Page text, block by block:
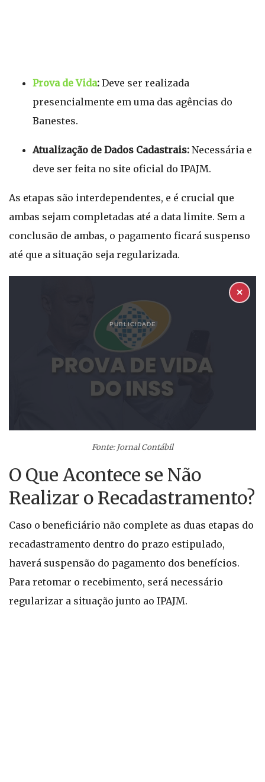
Prova de Vida: Deve ser realizada
presencialmente em uma das agências do
Banestes.
Atualização de Dados Cadastrais: Necessária e
deve ser feita no site oficial do IPAJM.
As etapas são interdependentes, e é crucial que
ambas sejam completadas até a data limite. Sem a
conclusão de ambas, o pagamento ficará suspenso
até que a situação seja regularizada.
PUBLICIDADE
✕
Fonte: Jornal Contábil
O Que Acontece se Não
Realizar o Recadastramento?
Caso o beneficiário não complete as duas etapas do
recadastramento dentro do prazo estipulado,
haverá suspensão do pagamento dos benefícios.
Para retomar o recebimento, será necessário
regularizar a situação junto ao IPAJM.